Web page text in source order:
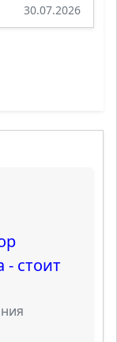
30.07.2026
- стоит